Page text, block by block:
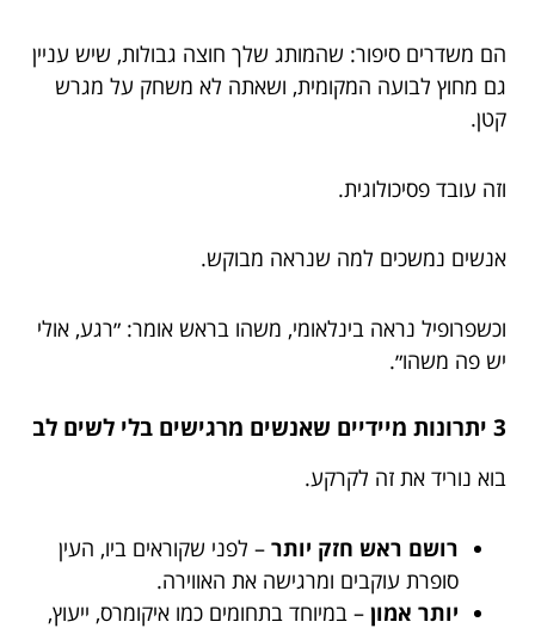
הם משדרים סיפור: שהמותג שלך חוצה גבולות, שיש עניין
גם מחוץ לבועה המקומית, ושאתה לא משחק על מגרש
קטן.
וזה עובד פסיכולוגית.
אנשים נמשכים למה שנראה מבוקש.
וכשפרופיל נראה בינלאומי, משהו בראש אומר: ״רגע, אולי
יש פה משהו״.
3 יתרונות מיידיים שאנשים מרגישים בלי לשים לב
בוא נוריד את זה לקרקע.
רושם ראש חזק יותר – לפני שקוראים ביו, העין
סופרת עוקבים ומרגישה את האווירה.
יותר אמון – במיוחד בתחומים כמו איקומרס, ייעוץ,